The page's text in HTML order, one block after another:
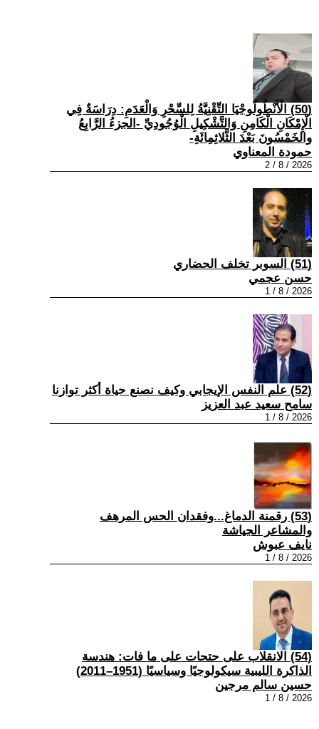
(50) الْأَنْطُولُوجْيَا التِّقْنِيَّةُ لِلسِّحْرِ وَالْعَدَمِ: دِرَاسَةٌ فِي
الْإِمْكَانِ الْكَامِنِ وَالتَّشْكِيلِ الْوُجُودِيِّ -الجزءُ الرَّابِعُ
والخَمْسُونَ بَعْدَ الثَّلاثِمِائَةِ-
حمودة المعناوي
2026 / 8 / 2
(51) السوبر تخلف الحضاري
حسن عجمي
2026 / 8 / 1
(52) علم النفس الإيجابي وكيف نصنع حياة أكثر توازنا
سامح سعيد عبد العزيز
2026 / 8 / 1
(53) رقمنة الدماغ...وفقدان الحس المرهف
والمشاعر الجياشة
نايف عبوش
2026 / 8 / 1
(54) الانقلاب على حتحات على ما فات: هندسة
الذاكرة الليبية سيكولوجيًا وسياسيًا (1951–2011)
حسين سالم مرجين
2026 / 8 / 1